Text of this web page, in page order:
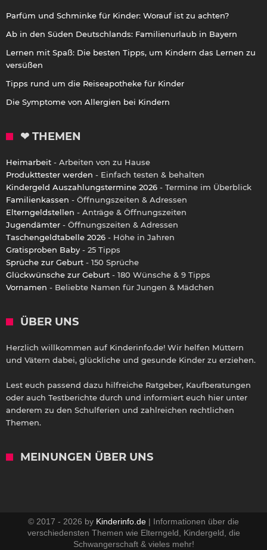
Parfüm und Schminke für Kinder: Worauf ist zu achten?
Ab in den Süden Deutschlands: Familienurlaub in Bayern
Lernen mit Spaß: Die besten Tipps, um Kindern das Lernen zu
versüßen
Tipps rund um die Reiseapotheke für Kinder
Die Symptome von Allergien bei Kindern
❤ THEMEN
Heimarbeit - Arbeiten von zu Hause
Produkttester werden - Einfach testen & behalten
Kindergeld Auszahlungstermine 2026 - Termine im Überblick
Familienkassen - Öffnungszeiten & Adressen
Elterngeldstellen - Anträge & Öffnungszeiten
Jugendämter - Öffnungszeiten & Adressen
Taschengeldtabelle 2026 - Höhe in Jahren
Gratisproben Baby - 25 Tipps
Sprüche zur Geburt - 150 Sprüche
Glückwünsche zur Geburt - 180 Wünsche & 9 Tipps
Vornamen - Beliebte Namen für Jungen & Mädchen
ÜBER UNS
Herzlich willkommen auf Kinderinfo.de! Wir helfen Müttern
und Vätern dabei, glückliche und gesunde Kinder zu erziehen.
Lest euch passend dazu hilfreiche Ratgeber, Kaufberatungen
oder auch Testberichte durch und informiert euch hier unter
anderem zu den Schulferien und zahlreichen rechtlichen
Themen.
MEINUNGEN ÜBER UNS
© 2017 - 2026 by Kinderinfo.de | Informationen über die
verschiedensten Themen wie Elterngeld, Kindergeld, die
Schwangerschaft & vieles mehr!